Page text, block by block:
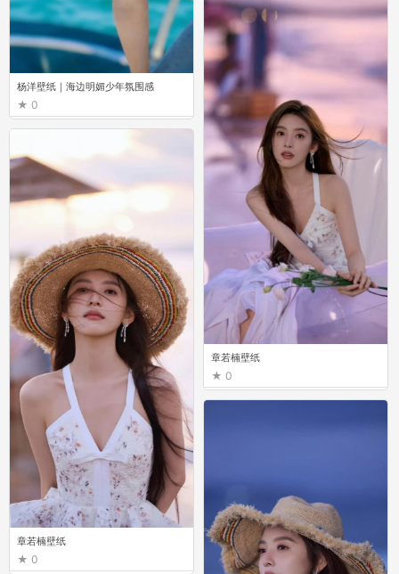
章若楠壁纸
0
章若楠壁纸
0
杨洋壁纸｜海边明媚少年氛围感
0